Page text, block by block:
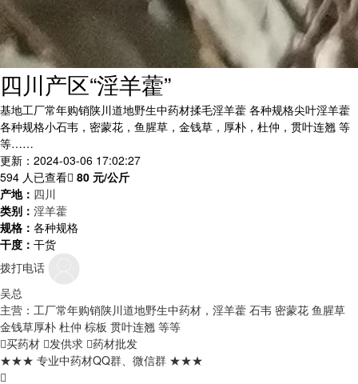
四川产区“淫羊藿”
基地工厂常年购销陕川道地野生中药材揉毛淫羊藿 各种规格尖叶淫羊藿
各种规格小石韦，密蒙花，鱼腥草，金钱草，厚朴，杜仲，贯叶连翘 等
等……
更新：2024-03-06 17:02:27
594 人已查看 80 元/公斤
产地： 四川
类别： 淫羊藿
规格： 各种规格
干度： 干货
拨打电话
吴总
主营：工厂常年购销陕川道地野生中药材，淫羊藿 石韦 密蒙花 鱼腥草
金钱草厚朴 杜仲 棕板 贯叶连翘 等等
买药材 发供求 药材批发
★★★ 专业中药材QQ群、微信群 ★★★